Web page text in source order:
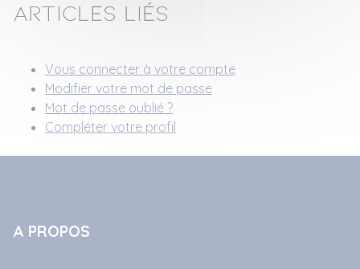
Articles liés
Vous connecter à votre compte
Modifier votre mot de passe
Mot de passe oublié ?
Compléter votre profil
A PROPOS